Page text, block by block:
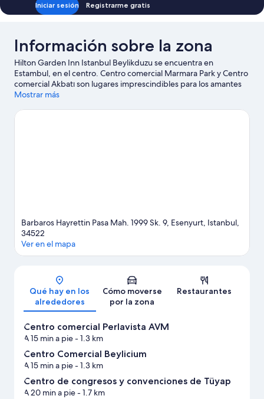
Iniciar sesión Registrarme gratis
Información sobre la zona
Hilton Garden Inn Istanbul Beylikduzu se encuentra en
Estambul, en el centro. Centro comercial Marmara Park y Centro
comercial Akbatı son lugares imprescindibles para los amantes
de las tiendas; añádelos a tu itinerario junto a fantásticos parajes
apetece disfrutar de un evento especial? Puedes consultar el
Mostrar más
Barbaros Hayrettin Pasa Mah. 1999 Sk. 9, Esenyurt, Istanbul,
34522
Ver en el mapa
Qué hay en los
alrededores
Cómo moverse
por la zona
Restaurantes
Centro comercial Perlavista AVM
A 15 min a pie- 1.3 km
Centro Comercial Beylicium
A 15 min a pie- 1.3 km
Centro de congresos y convenciones de Tüyap
A 20 min a pie- 1.7 km